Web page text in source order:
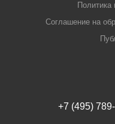
Политика
Соглашение на
+7 (495)